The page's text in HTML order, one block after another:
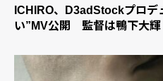
ICHIRO、D3adStockプロデ
い”MV公開 監督は鴨下大輝